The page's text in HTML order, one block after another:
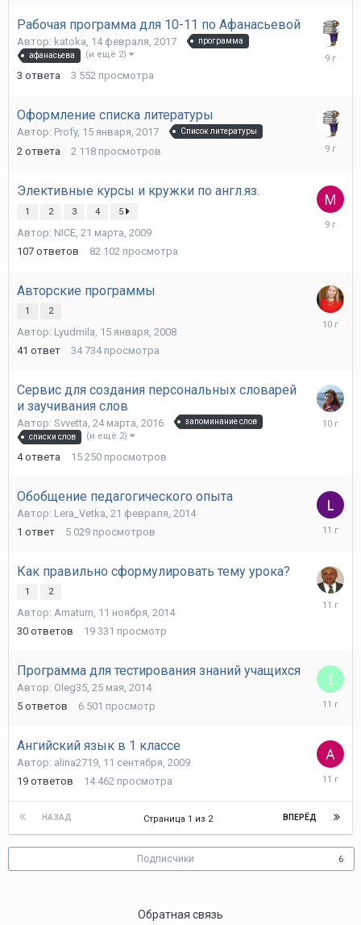
Рабочая программа для 10-11 по Афанасьевой
Автор: katoka 14 февраля, 2017
программа
афанасьева
(и ещё 2)
3 ответа 3 552 просмотра
27
Оформление списка литературы
Автор: Profy, 15 января, 2017 Список литературы
2 ответа 2 118 просмотров
17
Элективные курсы и кружки по англ.яз.
1 2 3 4 5
Автор: NICE 21 марта, 2009
107 ответов 82 102 просмотра
Авторские программы
1 2
Автор: Lyudmila 15 января, 2008
41 ответ 34 734 просмотра
26
Сервис для создания персональных словарей
и заучивания слов
Автор: Svvetta 24 марта, 2016
запоминание слов
списки слов
(и ещё 2)
4 ответа 15 250 просмотров
25
Обобщение педагогического опыта
Автор: Lera_Vetka 21 февраля, 2014
1 ответ 5 029 просмотров
13
Как правильно сформулировать тему урока?
1 2
Автор: Amatum 11 ноября, 2014
30 ответов 19 331 просмотр
Программа для тестирования знаний учащихся
Автор: Oleg35 25 мая, 2014
5 ответов 6 501 просмотр
Ангийский язык в 1 классе
Автор: alina2719 11 сентября, 2009
19 ответов 14 462 просмотра
26
2014
НАЗАД ВПЕРЁД
Страница 1 из 2
Подписчики 6
Обратная связь